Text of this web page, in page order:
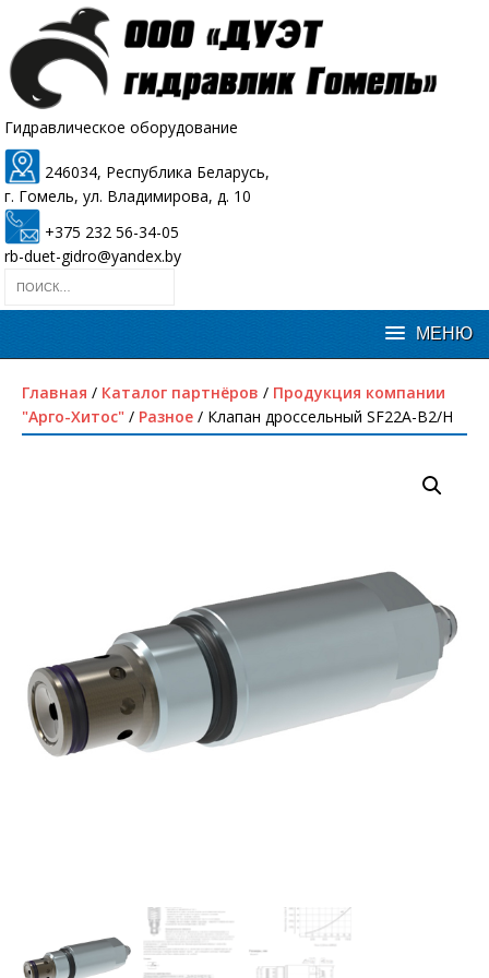
Гидравлическое оборудование
246034, Республика Беларусь,
г. Гомель, ул. Владимирова, д. 10
+375 232 56-34-05
rb-duet-gidro@yandex.by
Главная / Каталог партнёров / Продукция компании
"Арго-Хитос" / Разное / Клапан дроссельный SF22A-B2/H